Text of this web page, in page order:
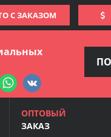
С ЗАКАЗОМ
ОПТОВЫЙ
ЗАКАЗ